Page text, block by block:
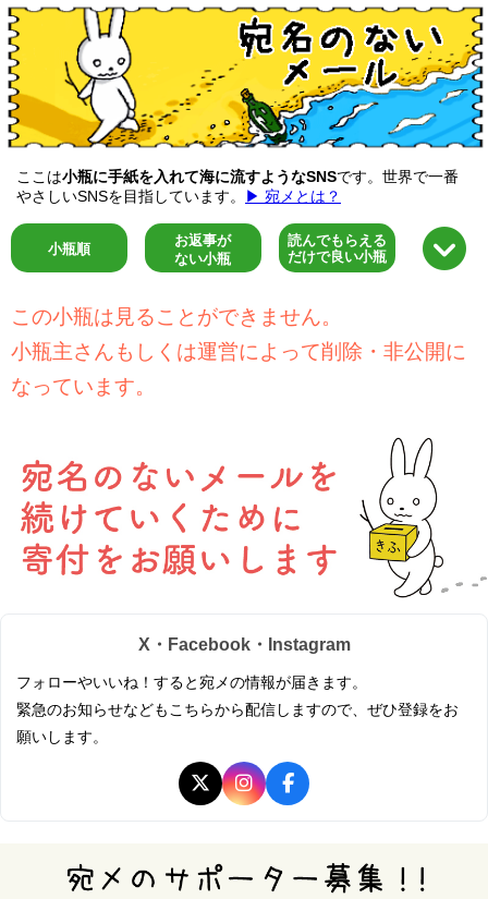
ここは小瓶に手紙を入れて海に流すようなSNSです。世界で一番
やさしいSNSを目指しています。
▶ 宛メとは？
小瓶順
お返事が
ない小瓶
読んでもらえる
だけで良い小瓶
この小瓶は見ることができません。
小瓶主さんもしくは運営によって削除・非公開に
なっています。
X・Facebook・Instagram
フォローやいいね！すると宛メの情報が届きます。
緊急のお知らせなどもこちらから配信しますので、ぜひ登録をお
願いします。